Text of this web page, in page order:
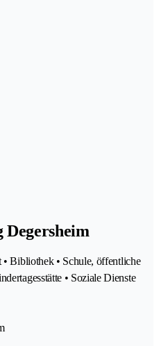
Degersheim
Bibliothek • Schule, öffentliche
• Soziale Dienste